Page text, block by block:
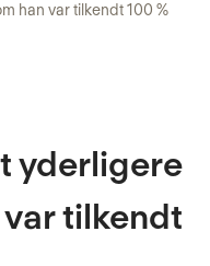
han var tilkendt 100 %
yderligere
var tilkendt